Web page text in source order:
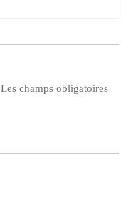
Les champs obligatoires